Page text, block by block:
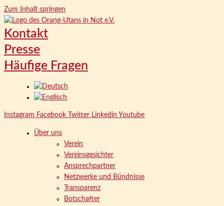
Zum Inhalt springen
Kontakt
Presse
Häufige Fragen
Instagram Facebook Twitter Linkedin Youtube
Über uns
Verein
Vereinsgesichter
Ansprechpartner
Netzwerke und Bündnisse
Transparenz
Botschafter